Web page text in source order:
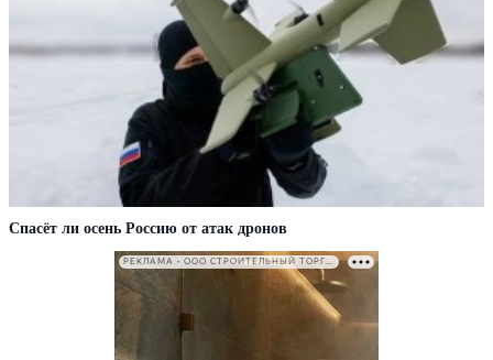
Спасёт ли осень Россию от атак дронов
РЕКЛАМА • ООО СТРОИТЕЛЬНЫЙ ТОРГОВЫЙ ДОМ «ПЕТРОВИЧ». ИНН: 7802348846